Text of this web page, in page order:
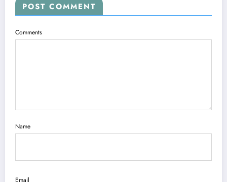
POST COMMENT
Comments
Name
Email